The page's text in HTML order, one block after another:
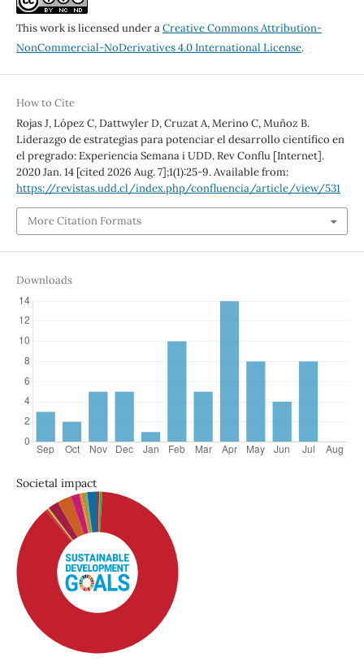
This work is licensed under aCreative Commons Attribution-
NonCommercial-NoDerivatives 4.0 International License.
How to Cite
Rojas J, López C, Dattwyler D, Cruzat A, Merino C, Muñoz B.
Liderazgo de estrategias para potenciar el desarrollo científico en
el pregrado: Experiencia Semana i UDD. Rev Conflu [Internet].
2020 Jan. 14 [cited 2026 Aug. 7];1(1):25-9. Available from:
https://revistas.udd.cl/index.php/confluencia/article/view/531
More Citation Formats
Downloads
Societal impact